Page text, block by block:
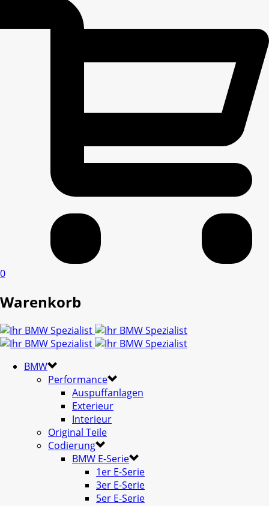
0
Warenkorb
BMW
Performance
Auspuffanlagen
Exterieur
Interieur
Original Teile
Codierung
BMW E-Serie
1er E-Serie
3er E-Serie
5er E-Serie